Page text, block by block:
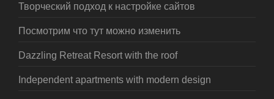
Творческий подход к настройке сайтов
Посмотрим что тут можно изменить
Dazzling Retreat Resort with the roof
Independent apartments with modern design